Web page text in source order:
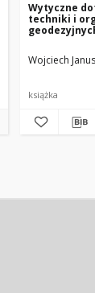
Wytyczne
techniki i
Wojciech
książka